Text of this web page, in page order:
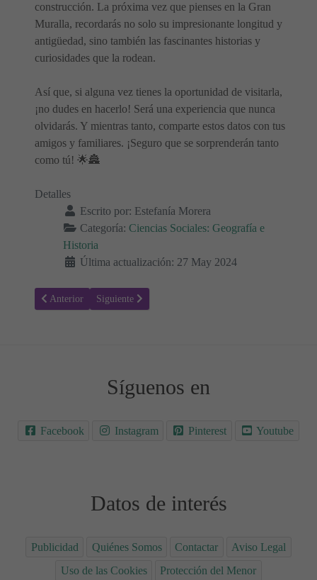
construcción. La próxima vez que pienses en la Gran
Muralla, recordarás no solo su impresionante longitud y
antigüedad, sino también las fascinantes historias y
curiosidades que la rodean.
Así que, si alguna vez tienes la oportunidad de visitarla,
¡no dudes en hacerlo! Será una experiencia que nunca
olvidarás. Y mientras tanto, comparte estos datos con tus
amigos y familiares. ¡Seguro que se sorprenderán tanto
como tú! 🌟🏯
Detalles
Escrito por: Estefanía Morera
Categoría: Ciencias Sociales: Geografía e
Historia
Última actualización: 27 May 2024
Artículo anterior: Datos sobre las Pirámides Egipcias para Niños 🔍
Anterior Artículo siguiente: Datos e información sobre la
Siguiente
Síguenos en
Facebook Instagram Pinterest Youtube
Datos de interés
Publicidad Quiénes Somos Contactar
Aviso Legal
Uso de las Cookies
Protección del Menor